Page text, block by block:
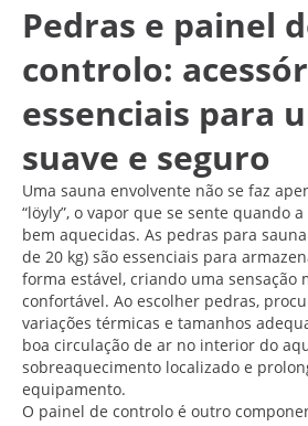
Pedras e painel
controlo:
essenciais para
suave e seguro
Uma sauna envolvente não se faz
“löyly”, o vapor que se sente quando
bem aquecidas. As pedras para
de 20 kg) são essenciais para
forma estável, criando uma sensação
confortável. Ao escolher pedras,
variações térmicas e tamanhos
boa circulação de ar no interior do
sobreaquecimento localizado e
equipamento.
O painel de controlo é outro